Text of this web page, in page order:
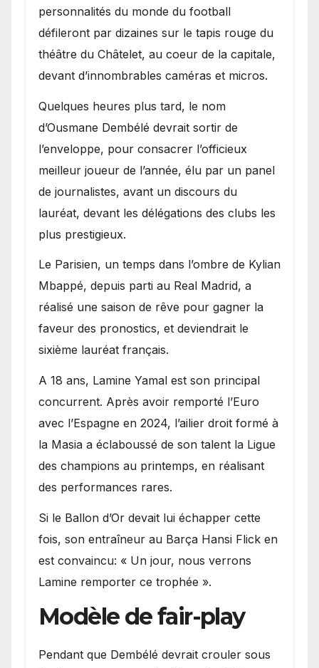
personnalités du monde du football
défileront par dizaines sur le tapis rouge du
théâtre du Châtelet, au coeur de la capitale,
devant d’innombrables caméras et micros.
Quelques heures plus tard, le nom
d’Ousmane Dembélé devrait sortir de
l’enveloppe, pour consacrer l’officieux
meilleur joueur de l’année, élu par un panel
de journalistes, avant un discours du
lauréat, devant les délégations des clubs les
plus prestigieux.
Le Parisien, un temps dans l’ombre de Kylian
Mbappé, depuis parti au Real Madrid, a
réalisé une saison de rêve pour gagner la
faveur des pronostics, et deviendrait le
sixième lauréat français.
A 18 ans, Lamine Yamal est son principal
concurrent. Après avoir remporté l’Euro
avec l’Espagne en 2024, l’ailier droit formé à
la Masia a éclaboussé de son talent la Ligue
des champions au printemps, en réalisant
des performances rares.
Si le Ballon d’Or devait lui échapper cette
fois, son entraîneur au Barça Hansi Flick en
est convaincu: « Un jour, nous verrons
Lamine remporter ce trophée ».
Modèle de fair-play
Pendant que Dembélé devrait crouler sous